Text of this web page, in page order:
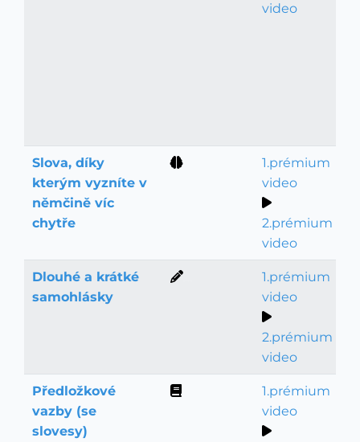
video
Slova, díky
kterým vyzníte v
němčině víc
chytře
1.prémium
video
2.prémium
video
Dlouhé a krátké
samohlásky
1.prémium
video
2.prémium
video
Předložkové
vazby (se
slovesy)
1.prémium
video